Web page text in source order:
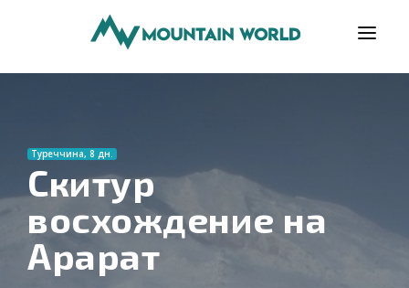
КОРИСНО
КОНТАКТИ
Туреччина, 8 дн.
Скитур
восхождение на
Арарат